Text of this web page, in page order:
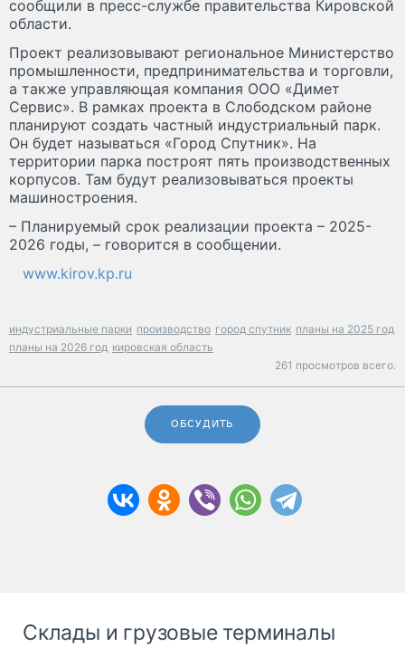
сообщили в пресс-службе правительства Кировской
области.
Проект реализовывают региональное Министерство
промышленности, предпринимательства и торговли,
а также управляющая компания ООО «Димет
Сервис». В рамках проекта в Слободском районе
планируют создать частный индустриальный парк.
Он будет называться «Город Спутник». На
территории парка построят пять производственных
корпусов. Там будут реализовываться проекты
машиностроения.
– Планируемый срок реализации проекта – 2025-
2026 годы, – говорится в сообщении.
www.kirov.kp.ru
индустриальные парки производство город спутник планы на 2025 год
планы на 2026 год кировская область
261 просмотров всего.
ОБСУДИТЬ
Склады и грузовые терминалы